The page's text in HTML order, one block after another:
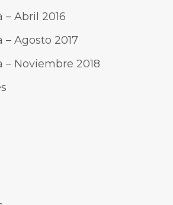
– Abril 2016
– Agosto 2017
– Noviembre 2018